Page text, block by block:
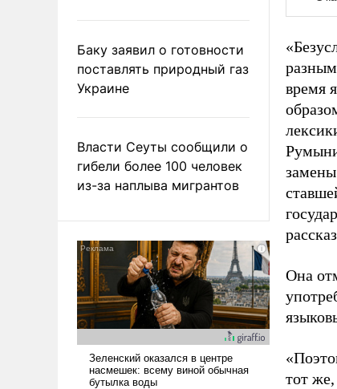
Баку заявил о готовности
поставлять природный газ
Украине
Власти Сеуты сообщили о
гибели более 100 человек
из-за наплыва мигрантов
время
Она
тот